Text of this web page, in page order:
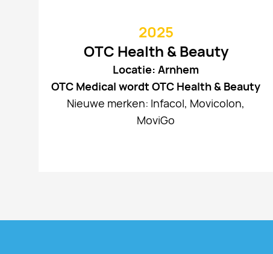
2025
OTC Health & Beauty
Locatie: Arnhem
OTC Medical wordt OTC Health & Beauty
Nieuwe merken: Infacol, Movicolon,
MoviGo